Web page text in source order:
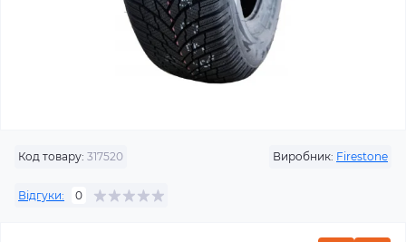
Код товару: 317520 Виробник: Firestone
Відгуки: 0